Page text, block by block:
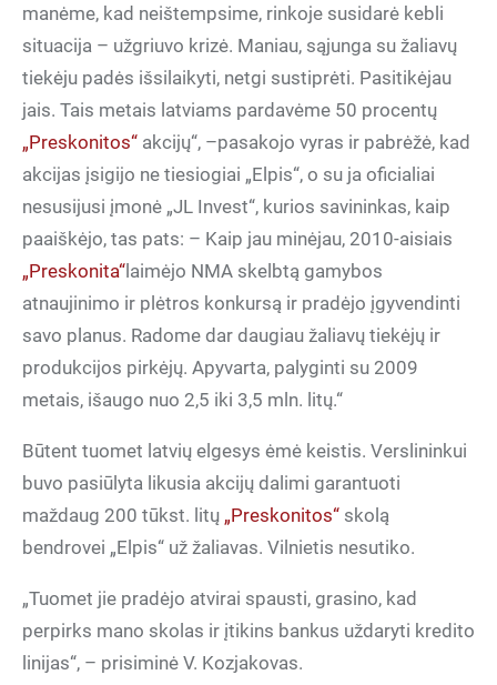
manėme, kad neištempsime, rinkoje susidarė kebli
situacija – užgriuvo krizė. Maniau, sąjunga su žaliavų
tiekėju padės išsilaikyti, netgi sustiprėti. Pasitikėjau
jais. Tais metais latviams pardavėme 50 procentų
„Preskonitos“ akcijų“, –pasakojo vyras ir pabrėžė, kad
akcijas įsigijo ne tiesiogiai „Elpis“, o su ja oficialiai
nesusijusi įmonė „JL Invest“, kurios savininkas, kaip
paaiškėjo, tas pats: – Kaip jau minėjau, 2010-aisiais
„Preskonita“ laimėjo NMA skelbtą gamybos
atnaujinimo ir plėtros konkursą ir pradėjo įgyvendinti
savo planus. Radome dar daugiau žaliavų tiekėjų ir
produkcijos pirkėjų. Apyvarta, palyginti su 2009
metais, išaugo nuo 2,5 iki 3,5 mln. litų.“
Būtent tuomet latvių elgesys ėmė keistis. Verslininkui
buvo pasiūlyta likusia akcijų dalimi garantuoti
maždaug 200 tūkst. litų „Preskonitos“ skolą
bendrovei „Elpis“ už žaliavas. Vilnietis nesutiko.
„Tuomet jie pradėjo atvirai spausti, grasino, kad
perpirks mano skolas ir įtikins bankus uždaryti kredito
linijas“, – prisiminė V. Kozjakovas.